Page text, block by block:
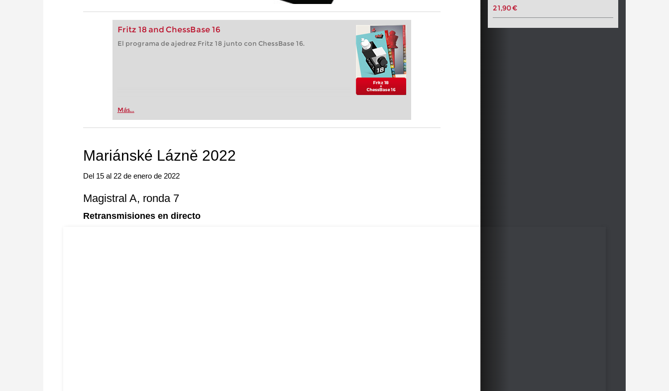
Fritz 18 and ChessBase 16
El programa de ajedrez Fritz 18 junto con ChessBase 16.
Más...
21,90 €
Mariánské Lázně 2022
Del 15 al 22 de enero de 2022
Magistral A, ronda 7
Retransmisiones en directo